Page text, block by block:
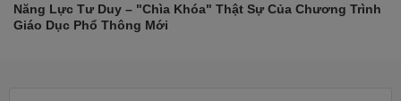
Năng Lực Tư Duy – "Chìa Khóa" Thật Sự Của Chương Trình
Giáo Dục Phổ Thông Mới